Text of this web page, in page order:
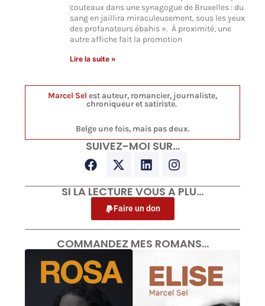
couteaux dans une synagogue de Bruxelles : du
sang en jaillira miraculeusement, sous les yeux
des profanateurs ébahis ». À proximité, une
autre affiche fait la promotion
Lire la suite »
Marcel Sel est auteur, romancier, journaliste,
chroniqueur et satiriste.
Belge une fois, mais pas deux.
SUIVEZ-MOI SUR…
SI LA LECTURE VOUS A PLU…
Faire un don
COMMANDEZ MES ROMANS…